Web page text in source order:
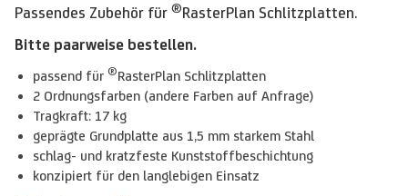
Passendes Zubehör für ®RasterPlan Schlitzplatten.
Bitte paarweise bestellen.
passend für ®RasterPlan Schlitzplatten
2 Ordnungsfarben (andere Farben auf Anfrage)
Tragkraft: 17 kg
geprägte Grundplatte aus 1,5 mm starkem Stahl
schlag- und kratzfeste Kunststoffbeschichtung
konzipiert für den langlebigen Einsatz